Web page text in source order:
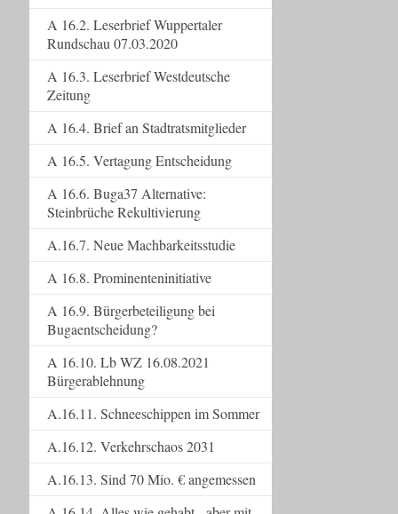
A 16.2. Leserbrief Wuppertaler
Rundschau 07.03.2020
A 16.3. Leserbrief Westdeutsche
Zeitung
A 16.4. Brief an Stadtratsmitglieder
A 16.5. Vertagung Entscheidung
A 16.6. Buga37 Alternative:
Steinbrüche Rekultivierung
A.16.7. Neue Machbarkeitsstudie
A 16.8. Prominenteninitiative
A 16.9. Bürgerbeteiligung bei
Bugaentscheidung?
A 16.10. Lb WZ 16.08.2021
Bürgerablehnung
A.16.11. Schneeschippen im Sommer
A.16.12. Verkehrschaos 2031
A.16.13. Sind 70 Mio. € angemessen